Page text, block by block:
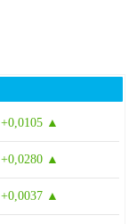
+0,0105 ▲
+0,0280 ▲
+0,0037 ▲